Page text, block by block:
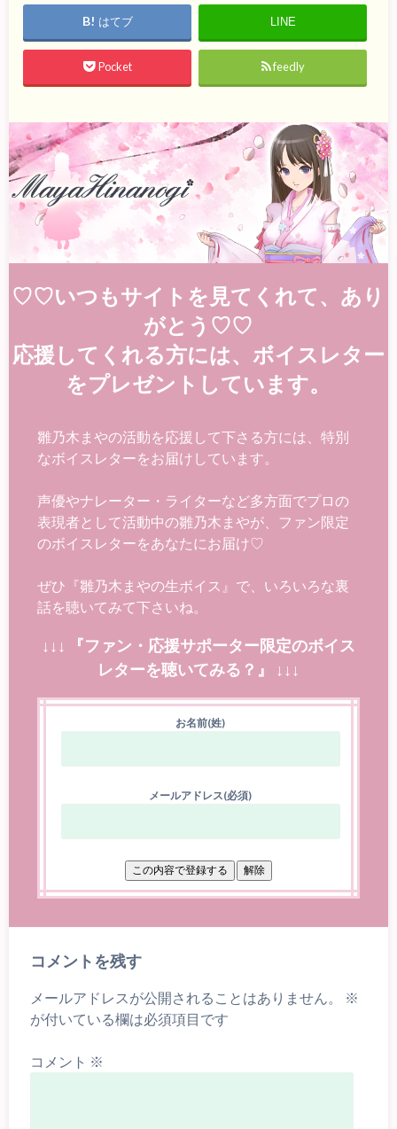
はてブ LINE
Pocket feedly
♡♡いつもサイトを見てくれて、あり
がとう♡♡
応援してくれる方には、ボイスレター
をプレゼントしています。
雛乃木まやの活動を応援して下さる方には、特別
なボイスレターをお届けしています。
声優やナレーター・ライターなど多方面でプロの
表現者として活動中の雛乃木まやが、ファン限定
のボイスレターをあなたにお届け♡
ぜひ『雛乃木まやの生ボイス』で、いろいろな裏
話を聴いてみて下さいね。
↓↓↓ 『ファン・応援サポーター限定のボイス
レターを聴いてみる？』 ↓↓↓
お名前(姓)
メールアドレス(必須)
コメントを残す
メールアドレスが公開されることはありません。
※
が付いている欄は必須項目です
コメント ※